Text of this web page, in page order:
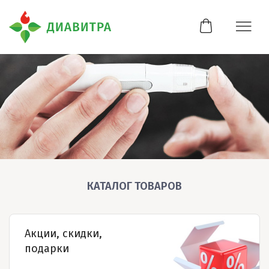
КАТАЛОГ ТОВАРОВ
Акции, скидки,
подарки